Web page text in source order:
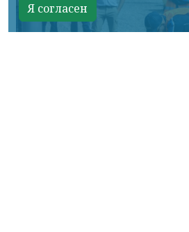
Я согласен